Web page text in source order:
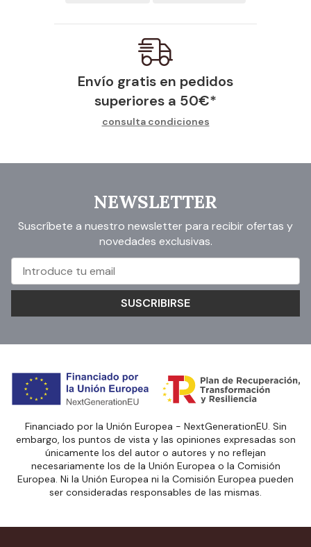
Envío gratis en pedidos
superiores a 50€*
consulta condiciones
NEWSLETTER
Suscríbete a nuestro newsletter para recibir ofertas y
novedades exclusivas.
SUSCRIBIRSE
Financiado por la Unión Europea - NextGenerationEU. Sin
embargo, los puntos de vista y las opiniones expresadas son
únicamente los del autor o autores y no reflejan
necesariamente los de la Unión Europea o la Comisión
Europea. Ni la Unión Europea ni la Comisión Europea pueden
ser consideradas responsables de las mismas.